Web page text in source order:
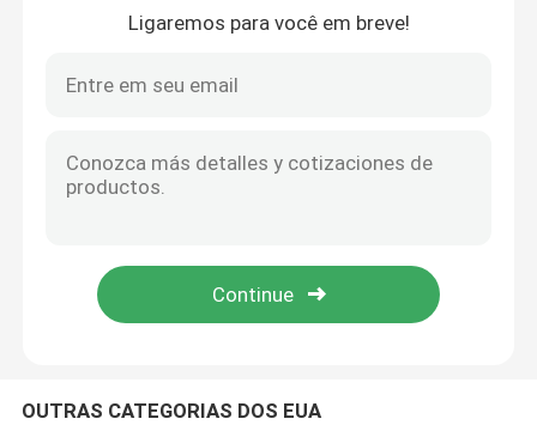
Contacte-nos
Ligaremos para você em breve!
OUTRAS CATEGORIAS DOS EUA